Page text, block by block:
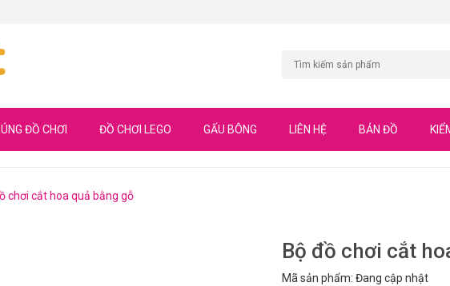
ĐỒ CHƠI ĐỒ CHƠI LEGO GẤU BÔNG LIÊN HỆ BẢN ĐỒ
chơi cắt hoa quả bằng gỗ
Bộ đồ chơi cắt
Mã sản phẩm: Đang cập nhật